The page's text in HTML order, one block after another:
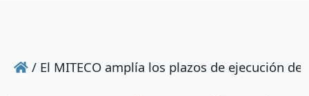
/ El MITECO amplía los plazos de ejecución